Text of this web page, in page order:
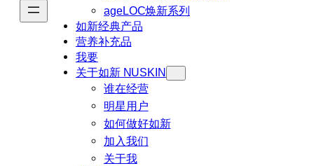
ageLOC焕新系列
如新经典产品
营养补充品
我要
关于如新 NUSKIN
谁在经营
明星用户
如何做好如新
加入我们
关于我